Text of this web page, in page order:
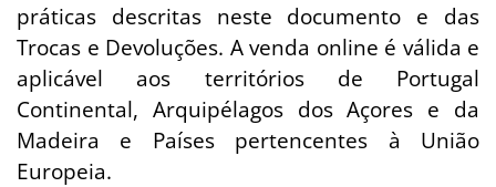
práticas descritas neste documento e das
Trocas e Devoluções. A venda online é válida e
aplicável aos territórios de Portugal
Continental, Arquipélagos dos Açores e da
Madeira e Países pertencentes à União
Europeia.